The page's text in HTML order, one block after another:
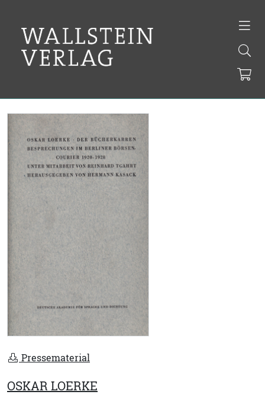
Pressematerial
OSKAR LOERKE